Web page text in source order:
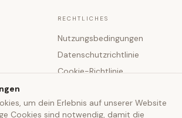
RECHTLICHES
Nutzungsbedingungen
Datenschutzrichtlinie
Cookie-Richtlinie
um dein Erlebnis auf unserer Website
Cookies sind notwendig, damit die